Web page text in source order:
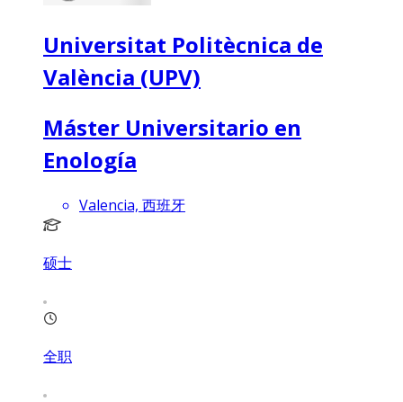
Universitat Politècnica de
València (UPV)
Máster Universitario en
Enología
Valencia, 西班牙
硕士
全职